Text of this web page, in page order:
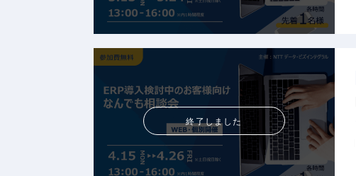
終了しました